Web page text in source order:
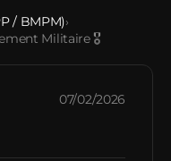
/ BMPM)›
Militaire 🎖️
07/02/2026